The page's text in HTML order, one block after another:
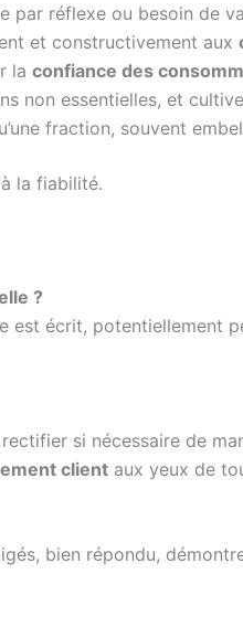
par réflexe ou besoin de
et constructivement aux
la confiance des
non essentielles, et
fraction, souvent
la fiabilité.
?
est écrit, potentiellement
si nécessaire de
client aux yeux de
bien répondu,